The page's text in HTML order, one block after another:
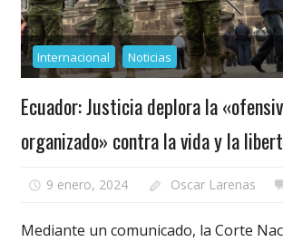
Internacional Noticias
Ecuador: Justicia deplora la
organizado» contra la vida y la
9 enero, 2024 Oscar Larenas
Mediante un comunicado, la Corte